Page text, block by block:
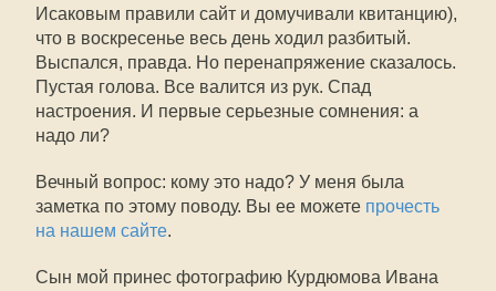
Исаковым правили сайт и домучивали квитанцию),
что в воскресенье весь день ходил разбитый.
Выспался, правда. Но перенапряжение сказалось.
Пустая голова. Все валится из рук. Спад
настроения. И первые серьезные сомнения: а
надо ли?
Вечный вопрос: кому это надо? У меня была
заметка по этому поводу. Вы ее можете прочесть
на нашем сайте.
Сын мой принес фотографию Курдюмова Ивана